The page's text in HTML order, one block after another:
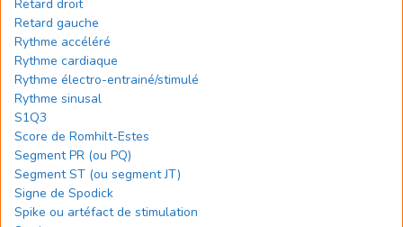
Retard droit
Retard gauche
Rythme accéléré
Rythme cardiaque
Rythme électro-entrainé/stimulé
Rythme sinusal
S1Q3
Score de Romhilt-Estes
Segment PR (ou PQ)
Segment ST (ou segment JT)
Signe de Spodick
Spike ou artéfact de stimulation